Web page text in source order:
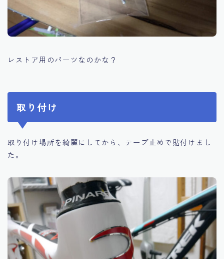
レストア用のパーツなのかな？
取り付け
取り付け場所を綺麗にしてから、テープ止めで貼付けまし
た。